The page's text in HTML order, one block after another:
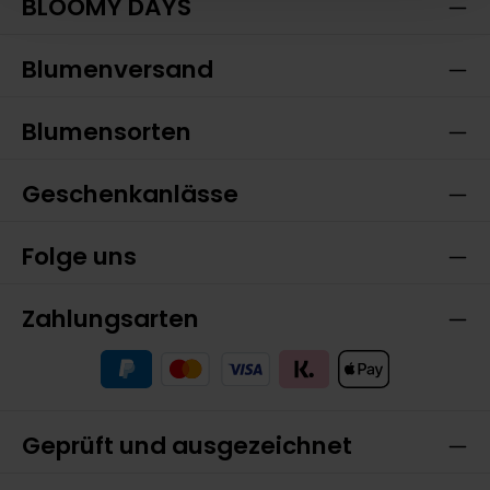
BLOOMY DAYS
Blumenversand
Blumensorten
Geschenkanlässe
Folge uns
Zahlungsarten
Geprüft und ausgezeichnet